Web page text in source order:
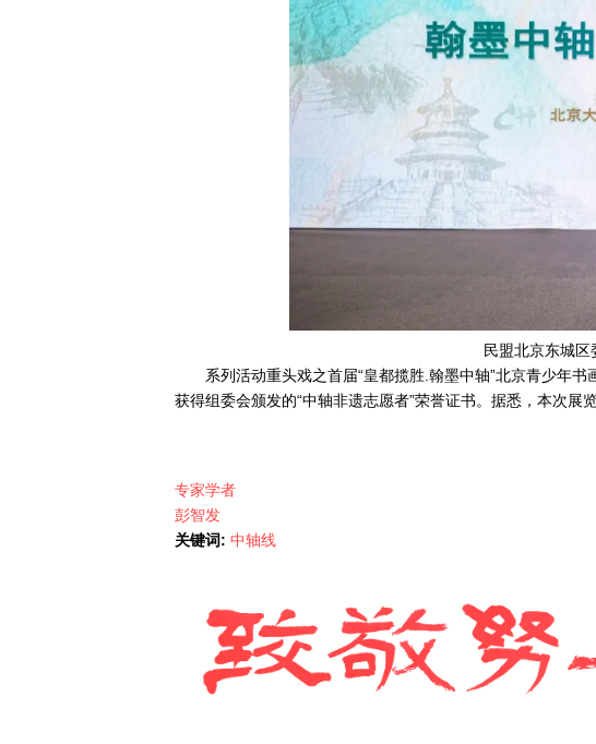
民盟北京东城区
系列活动重头戏之首届“皇都揽胜.翰墨中轴”北京青少年
获得组委会颁发的“中轴非遗志愿者”荣誉证书。据悉，本次
专家学者
彭智发
关键词: 中轴线